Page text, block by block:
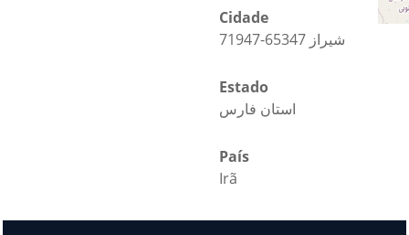
Cidade
71947-65347 شیراز
Estado
استان فارس
País
Irã